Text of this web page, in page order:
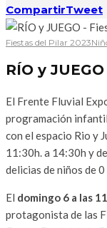
CompartirTweet
Fiestas del Pilar 2023
RÍO y JUEGO
El Frente Fluvial
programación
con el espacio Rio y
11:30h. a 14:30h y
delicias de niños de
El domingo 6 a las
protagonista de las